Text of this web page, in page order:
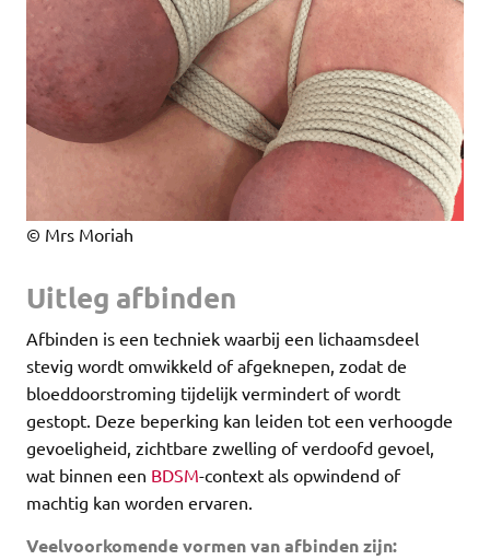
© Mrs Moriah
Uitleg afbinden
Afbinden is een techniek waarbij een lichaamsdeel
stevig wordt omwikkeld of afgeknepen, zodat de
bloeddoorstroming tijdelijk vermindert of wordt
gestopt. Deze beperking kan leiden tot een verhoogde
gevoeligheid, zichtbare zwelling of verdoofd gevoel,
wat binnen een BDSM-context als opwindend of
machtig kan worden ervaren.
Veelvoorkomende vormen van afbinden zijn: